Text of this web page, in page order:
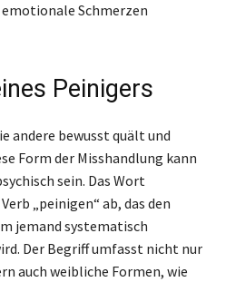
Schmerzen
Peinigers
andere bewusst quält und
Form der Misshandlung kann
sein. Das Wort
„peinigen“ ab, das den
jemand systematisch
Der Begriff umfasst nicht nur
auch weibliche Formen, wie